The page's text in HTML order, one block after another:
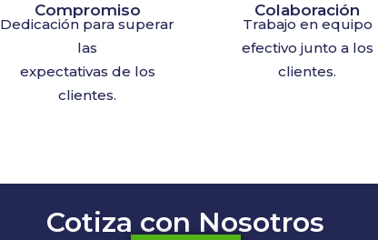
Compromiso
Dedicación para superar
las
expectativas de los
clientes.
Colaboración
Trabajo en equipo
efectivo junto a los
clientes.
Cotiza con Nosotros